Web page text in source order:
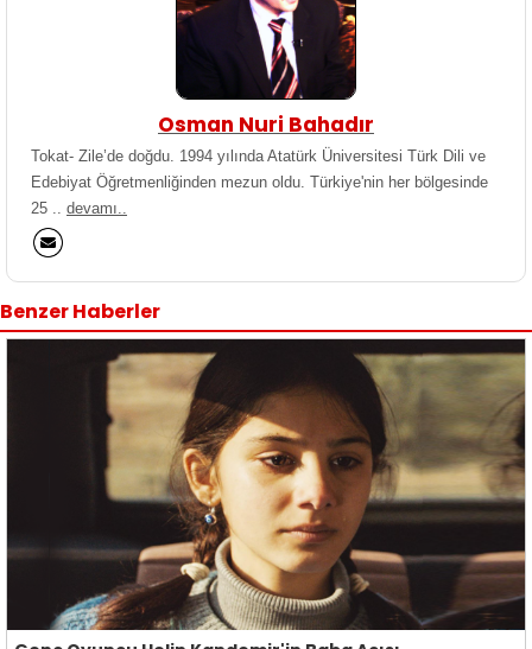
Osman Nuri Bahadır
Tokat- Zile’de doğdu. 1994 yılında Atatürk Üniversitesi Türk Dili ve
Edebiyat Öğretmenliğinden mezun oldu. Türkiye'nin her bölgesinde
25 .. devamı..
Benzer Haberler